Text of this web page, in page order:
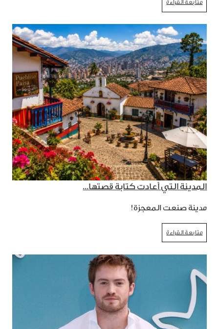
متابعة القراءة
المدينة التي أعادت كتابة قصتها...
مدينة صنعت المعجزة!
متابعة القراءة